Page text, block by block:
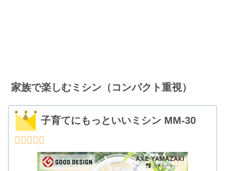
家族で楽しむミシン（コンパクト重視）
子育てにもっといいミシン MM-30